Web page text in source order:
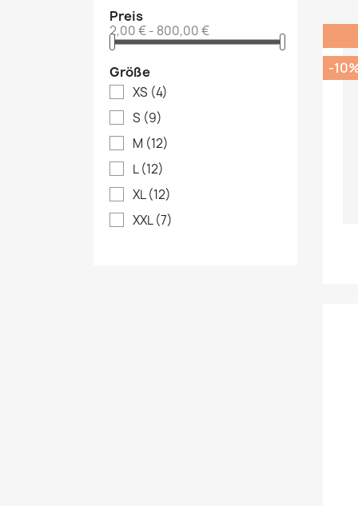
Preis
2,00 € - 800,00 €
Größe
XS (4)
S (9)
M (12)
L(12)
XL(12)
XXL(7)
-